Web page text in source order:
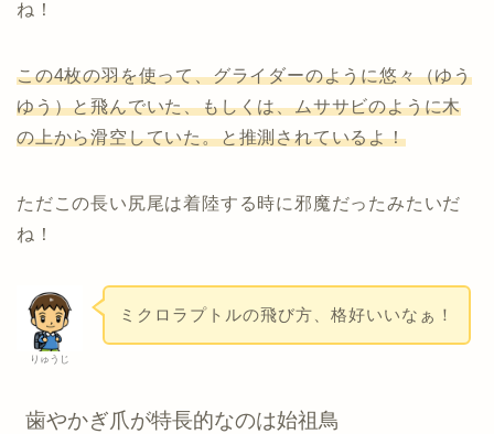
ね！
この4枚の羽を使って、グライダーのように悠々（ゆう
ゆう）と飛んでいた、もしくは、ムササビのように木
の上から滑空していた。と推測されているよ！
ただこの長い尻尾は着陸する時に邪魔だったみたいだ
ね！
りゅうじ
ミクロラプトルの飛び方、格好いいなぁ！
歯やかぎ爪が特長的なのは始祖鳥